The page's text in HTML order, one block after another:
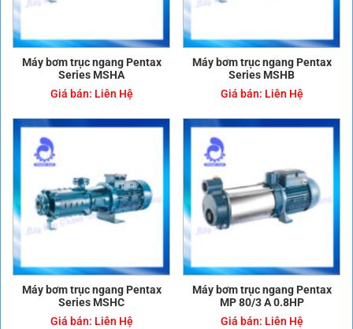
Máy bơm trục ngang Pentax
Series MSHA
Giá bán: Liên Hệ
Máy bơm trục ngang Pentax
Series MSHB
Giá bán: Liên Hệ
Máy bơm trục ngang Pentax
Series MSHC
Giá bán: Liên Hệ
Máy bơm trục ngang Pentax
MP 80/3 A 0.8HP
Giá bán: Liên Hệ